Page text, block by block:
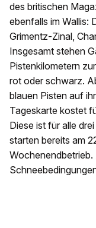
des britischen
ebenfalls im Wallis:
Grimentz-Zinal,
Insgesamt stehen
Pistenkilometern
rot oder schwarz.
blauen Pisten auf
Tageskarte kostet
Diese ist für alle
starten bereits am